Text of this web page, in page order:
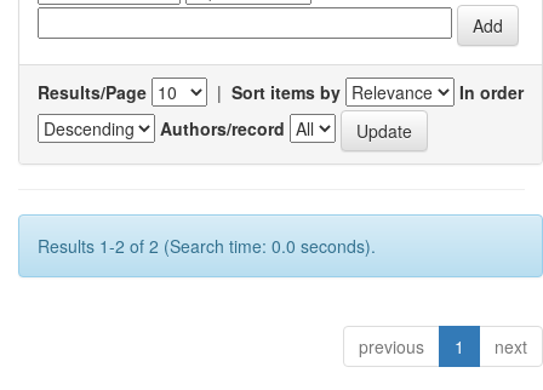
Results/Page | Sort items by
In order
Authors/record
Results 1-2 of 2 (Search time: 0.0 seconds).
previous 1 next